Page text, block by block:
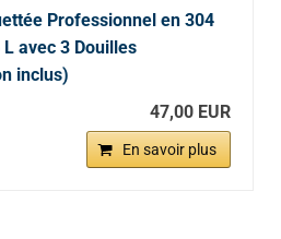
Professionnel en 304
avec 3 Douilles
inclus)
47,00 EUR
En savoir plus